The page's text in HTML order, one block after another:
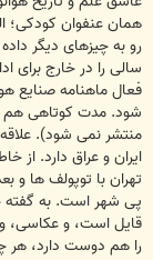
همان عنفوان کودکی؛
رو به چیزهای دیگر
سالی را در خارج
فعال ماهنامه صنایع
شود. مدت کوتاهی هم
منتشر نمی شود).
ایران و عراق دارد. از
تهران با توپولف ها و
پی شهر است. به گفته
قایل است، و عکاسی، و
را هم دوست دارد، هر